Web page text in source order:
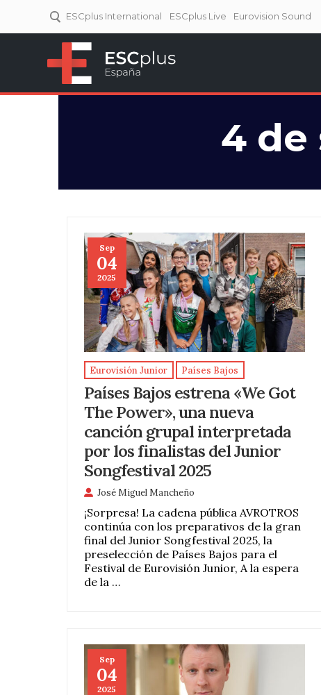
ESCplus International ESCplus Live Eurovision Sound
4 de
Sep
04
2025
Eurovisión Junior Países Bajos
Países Bajos estrena «We Got
The Power», una nueva
canción grupal interpretada
por los finalistas del Junior
Songfestival 2025
José Miguel Mancheño
¡Sorpresa! La cadena pública AVROTROS
continúa con los preparativos de la gran
final del Junior Songfestival 2025, la
preselección de Países Bajos para el
Festival de Eurovisión Junior, A la espera
de la …
Sep
04
2025